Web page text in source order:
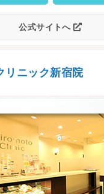
公式サイトへ
リニック新宿院